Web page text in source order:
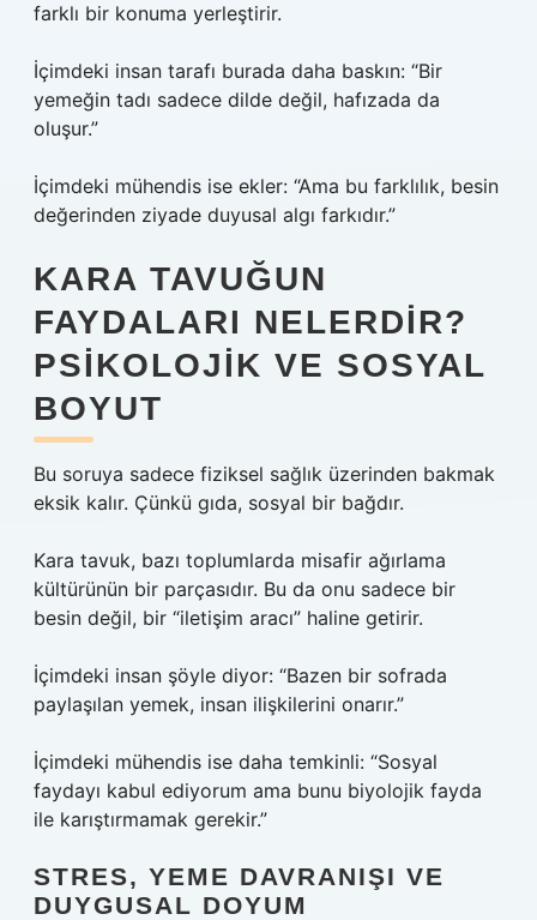
farklı bir konuma yerleştirir.
İçimdeki insan tarafı burada daha baskın: “Bir
yemeğin tadı sadece dilde değil, hafızada da
oluşur.”
İçimdeki mühendis ise ekler: “Ama bu farklılık, besin
değerinden ziyade duyusal algı farkıdır.”
KARA TAVUĞUN
FAYDALARI NELERDIR?
PSIKOLOJIK VE SOSYAL
BOYUT
Bu soruya sadece fiziksel sağlık üzerinden bakmak
eksik kalır. Çünkü gıda, sosyal bir bağdır.
Kara tavuk, bazı toplumlarda misafir ağırlama
kültürünün bir parçasıdır. Bu da onu sadece bir
besin değil, bir “iletişim aracı” haline getirir.
İçimdeki insan şöyle diyor: “Bazen bir sofrada
paylaşılan yemek, insan ilişkilerini onarır.”
İçimdeki mühendis ise daha temkinli: “Sosyal
faydayı kabul ediyorum ama bunu biyolojik fayda
ile karıştırmamak gerekir.”
STRES, YEME DAVRANIŞI VE
DUYGUSAL DOYUM